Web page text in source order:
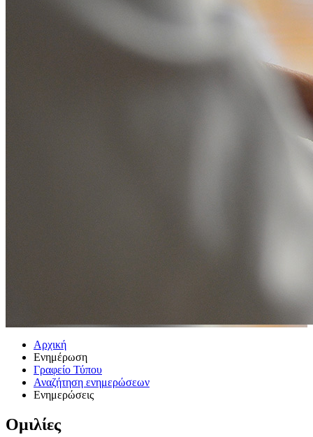
Αρχική
Ενημέρωση
Γραφείο Τύπου
Αναζήτηση ενημερώσεων
Ενημερώσεις
Ομιλίες